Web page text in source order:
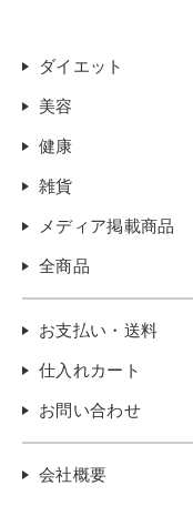
ダイエット
美容
健康
雑貨
メディア掲載商品
全商品
お支払い・送料
仕入れカート
お問い合わせ
会社概要